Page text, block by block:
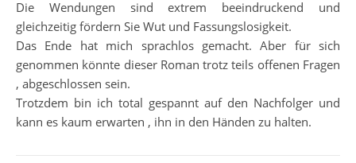
Die Wendungen sind extrem beeindruckend und
gleichzeitig fördern Sie Wut und Fassungslosigkeit.
Das Ende hat mich sprachlos gemacht. Aber für sich
genommen könnte dieser Roman trotz teils offenen Fragen
, abgeschlossen sein.
Trotzdem bin ich total gespannt auf den Nachfolger und
kann es kaum erwarten , ihn in den Händen zu halten.